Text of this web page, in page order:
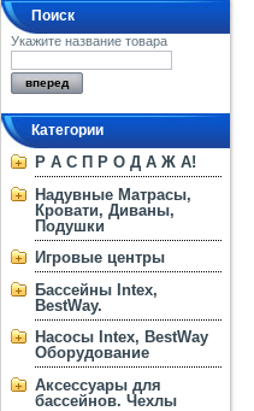
Поиск
Укажите название товара
Категории
Р А С П Р О Д А Ж А!
Надувные Матрасы,
Кровати, Диваны,
Подушки
Игровые центры
Бассейны Intex,
BestWay.
Насосы Intex, BestWay
Оборудование
Аксессуары для
бассейнов. Чехлы